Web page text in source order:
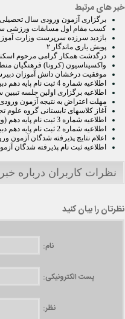
خبر های مرتبط
برگزاری آزمون ورودی سال تحصیلی
کسب مقام اول مسابقات ورزشی سراسری منطقه 6 آموزش و پرورش استان
بازدید سرزده سرپرست وزارت
پویش یاری ماندگار ۲
درگدشت همکار گرامی مرحوم
واکسیناسیون (کرونا) فرهنگیان منطقه 6 در دبیرستان ماندگار
موفقیت درخشان دانش آموزان
اطلاعیه شماره 4 ثبت نام پایه دهم دبیرستان ماندگار البرز (لزوم ثبت نام دانش آموز در سامانه پادا )
اطلاعیه برگزاری اولین جلسه
مهلت اعتراض به نتیجه آزمون ورودی
آغاز کلاسهای تابستانی گروه علوم
اطلاعیه شماره 3 ثبت نام پایه دهم (ویژه پذیرفته شدگان رشته تجربی )
اطلاعیه شماره 2 ثبت نام پایه دهم دبیرستان ماندگار البرز
اعلام نتایج پذیرفته شدگان آزمون
اطلاعیه ثبت نام پذیرفته شدگان آزمون
نظرات کاربران درباره خبر "اعلام نتایج
نظرتان را بیان کنید
نام:
پست الکترونیکی:
نظر: